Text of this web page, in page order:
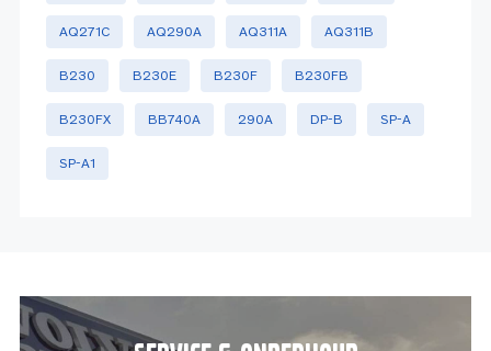
AQ271C AQ290A AQ311A AQ311B
B230 B230E B230F B230FB
B230FX BB740A 290A DP-B SP-A
SP-A1